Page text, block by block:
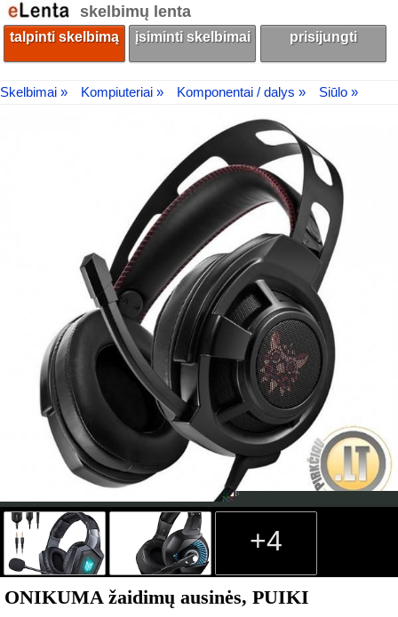
skelbimų lenta
talpinti skelbimą įsiminti skelbimai prisijungti
Skelbimai » Kompiuteriai » Komponentai / dalys » Siūlo »
+4
ONIKUMA žaidimų ausinės, PUIKI